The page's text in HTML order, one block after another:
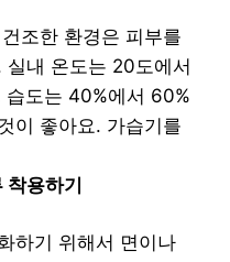
조한 환경은 피부를
실내 온도는 20도에서
습도는 40%에서 60%
이 좋아요. 가습기를
착용하기
하기 위해서 면이나